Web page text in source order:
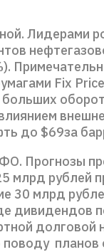
Лидерами
Fix
до $69за
Прогнозы
млрд рублей
30 млрд
дивидендов
долговой
планов